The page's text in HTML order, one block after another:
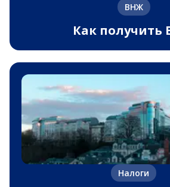
ВНЖ
Как получить
Налоги